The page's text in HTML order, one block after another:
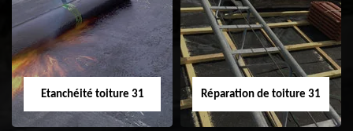
31
demoussage de
toiture 31
Etanchéité toiture 31 Réparation de toiture 31